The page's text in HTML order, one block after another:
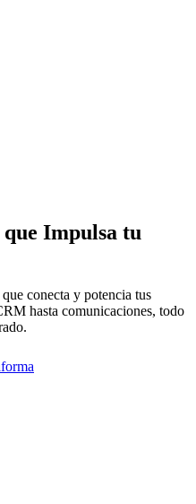
que Impulsa tu
conecta y potencia tus
hasta comunicaciones, todo